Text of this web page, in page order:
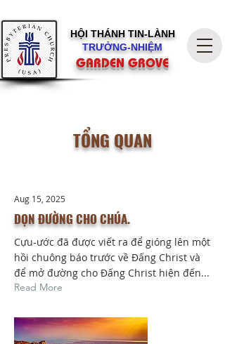
HỘI THÁNH TIN-LÀNH
TRƯỞNG-NHIỆM
GARDEN GROVE
TỔNG QUAN
Aug 15, 2025
DỌN ĐƯỜNG CHO CHÚA.
Cựu-ước đã được viết ra để gióng lên một
hồi chuông báo trước về Đấng Christ và
để mở đường cho Đấng Christ hiện đến...
Read More